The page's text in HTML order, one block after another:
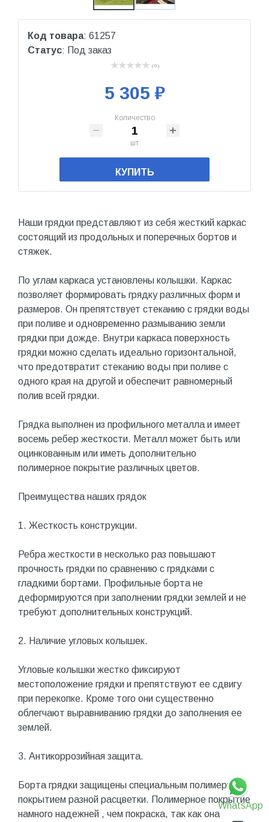
WhatsApp
Код товара: 61257
Статус: Под заказ
( 0 )
5 305 ₽
Количество
шт
КУПИТЬ
Наши грядки представляют из себя жесткий каркас
состоящий из продольных и поперечных бортов и
стяжек.
По углам каркаса установлены колышки. Каркас
позволяет формировать грядку различных форм и
размеров. Он препятствует стеканию с грядки воды
при поливе и одновременно размыванию земли
грядки при дожде. Внутри каркаса поверхность
грядки можно сделать идеально горизонтальной,
что предотвратит стеканию воды при поливе с
одного края на другой и обеспечит равномерный
полив всей грядки.
Грядка выполнен из профильного металла и имеет
восемь ребер жесткости. Металл может быть или
оцинкованным или иметь дополнительно
полимерное покрытие различных цветов.
Преимущества наших грядок
1. Жесткость конструкции.
Ребра жесткости в несколько раз повышают
прочность грядки по сравнению с грядками с
гладкими бортами. Профильные борта не
деформируются при заполнении грядки землей и не
требуют дополнительных конструкций.
2. Наличие угловых колышек.
Угловые колышки жестко фиксируют
местоположение грядки и препятствуют ее сдвигу
при перекопке. Кроме того они существенно
облегчают выравниванию грядки до заполнения ее
землей.
3. Антикоррозийная защита.
Борта грядки защищены специальным полимерным
покрытием разной расцветки. Полимерное покрытие
намного надежней , чем покраска, так как она